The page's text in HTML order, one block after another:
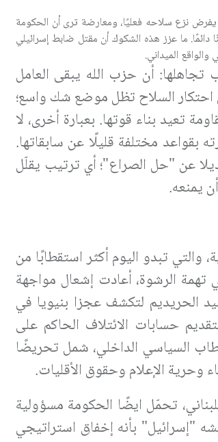
يفرض نزع سلاحه فعليًا، ومعارضة ترى أن الحكومة
دائمًا. ما عزز هذه الشكوك أن مقتل ضابط إسرائيلي
الميداني.
أن حزب الله يبقى العامل
احتكار السلاح تظل موضع شك واسع؛
تعيد بناء قوتها. بعبارة أخرى، لا
بقواعد مختلفة قليلًا عن سابقاتها.
عن "حل الصراع"؛ أي ترتيب يقلّل
يمنعه.
والتي تبدو اليوم أكثر استقطابًا من
تهمة الرشوة، أعادت إشعال مواجهة
الحريديم لتكشف عجزا بنيويا في
حسابات الائتلاف الحاكم على
السياسي الداخلي، شمل تحريضًا
الإعلام وحقوق الأقليات.
تحمّل ايضًا الحكومة مسؤولية
أكتوبر/تشرين الأول 2023، وتصف ما تعيشه "إسرائيل" بأنه إخفاق استراتيجي